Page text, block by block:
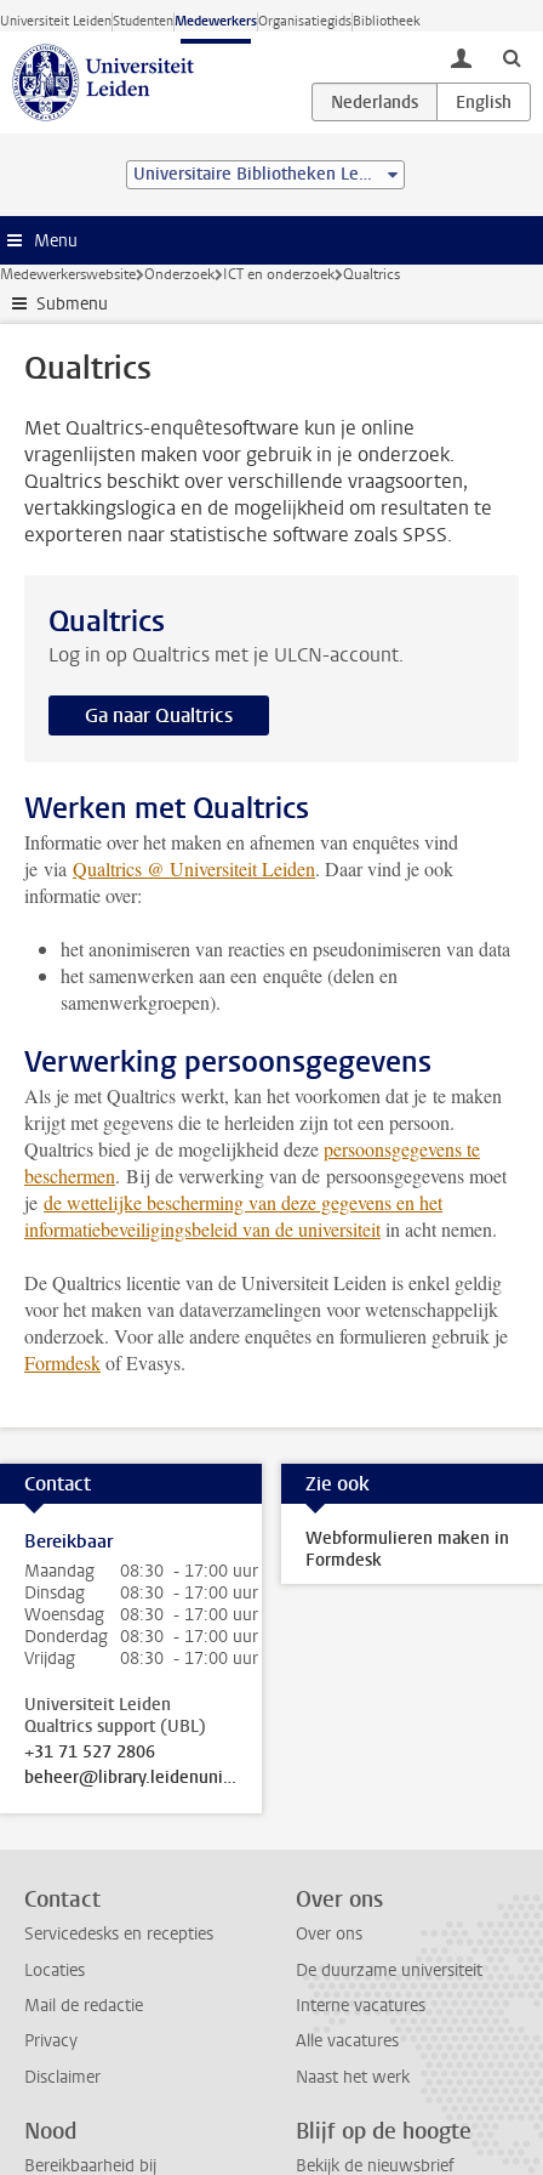
Ga direct naar de inhoud
Universiteit LeidenStudentenMedewerkersOrganisatiegidsBibliotheek
toggle
Universitaire Bibliotheken Leiden
Menu
Medewerkerswebsite Onderzoek ICT en onderzoek Qualtrics
Submenu
Qualtrics
Met Qualtrics-enquêtesoftware kun je online
vragenlijsten maken voor gebruik in je onderzoek.
Qualtrics beschikt over verschillende vraagsoorten,
vertakkingslogica en de mogelijkheid om resultaten te
exporteren naar statistische software zoals SPSS.
Qualtrics
Log in op Qualtrics met je ULCN-account.
Ga naar Qualtrics
Werken met Qualtrics
Informatie over het maken en afnemen van enquêtes vind
je via Qualtrics @ Universiteit Leiden. Daar vind je ook
informatie over:
het anonimiseren van reacties en pseudonimiseren van data
het samenwerken aan een enquête (delen en
samenwerkgroepen).
Verwerking persoonsgegevens
Als je met Qualtrics werkt, kan het voorkomen dat je te maken
krijgt met gegevens die te herleiden zijn tot een persoon.
Qualtrics bied je de mogelijkheid dezepersoonsgegevens te
beschermen. Bij de verwerking van de persoonsgegevens moet
je de wettelijke bescherming van deze gegevens en het
informatiebeveiligingsbeleid van de universiteitin acht nemen.
De Qualtrics licentie van de Universiteit Leiden is enkel geldig
voor het maken van dataverzamelingen voor wetenschappelijk
onderzoek. Voor alle andere enquêtes en formulieren gebruik je
Formdeskof Evasys.
Contact
Bereikbaar
Maandag
08:30 - 17:00 uur
Dinsdag
08:30 - 17:00 uur
Woensdag
08:30 - 17:00 uur
Donderdag 08:30 - 17:00 uur
Vrijdag
08:30 - 17:00 uur
Universiteit Leiden
Qualtrics support (UBL)
+31 71 527 2806
beheer@library.leidenuniv.nl
Zie ook
Webformulieren maken in
Formdesk
Contact
Servicedesks en recepties
Locaties
Mail de redactie
Privacy
Disclaimer
Over ons
Over ons
De duurzame universiteit
Interne vacatures
Alle vacatures
Naast het werk
Nood
Bereikbaarheid bij
Blijf op de hoogte
Bekijk de nieuwsbrief